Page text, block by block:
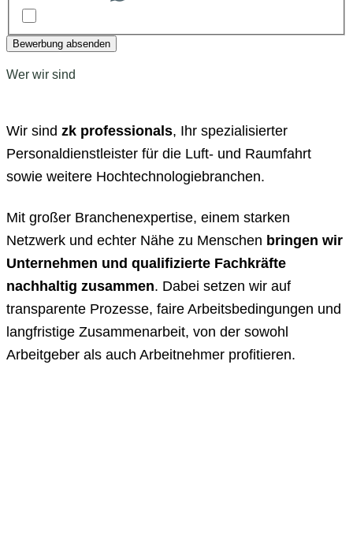
Bewerbung absenden
Wer wir sind
Wir sind zk professionals, Ihr spezialisierter
Personaldienstleister für die Luft- und Raumfahrt
sowie weitere Hochtechnologiebranchen.
Mit großer Branchenexpertise, einem starken
Netzwerk und echter Nähe zu Menschen bringen wir
Unternehmen und qualifizierte Fachkräfte
nachhaltig zusammen. Dabei setzen wir auf
transparente Prozesse, faire Arbeitsbedingungen und
langfristige Zusammenarbeit, von der sowohl
Arbeitgeber als auch Arbeitnehmer profitieren.